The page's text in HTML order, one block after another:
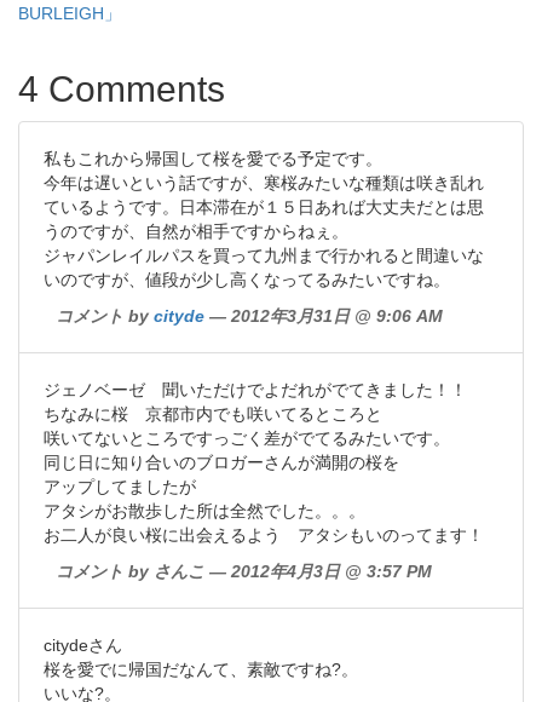
BURLEIGH」
4 Comments
私もこれから帰国して桜を愛でる予定です。
今年は遅いという話ですが、寒桜みたいな種類は咲き乱れ
ているようです。日本滞在が１５日あれば大丈夫だとは思
うのですが、自然が相手ですからねぇ。
ジャパンレイルパスを買って九州まで行かれると間違いな
いのですが、値段が少し高くなってるみたいですね。
コメント by cityde — 2012年3月31日 @ 9:06 AM
ジェノベーゼ 聞いただけでよだれがでてきました！！
ちなみに桜 京都市内でも咲いてるところと
咲いてないところですっごく差がでてるみたいです。
同じ日に知り合いのブロガーさんが満開の桜を
アップしてましたが
アタシがお散歩した所は全然でした。。。
お二人が良い桜に出会えるよう アタシもいのってます！
コメント by さんこ — 2012年4月3日 @ 3:57 PM
citydeさん
桜を愛でに帰国だなんて、素敵ですね?。
いいな?。